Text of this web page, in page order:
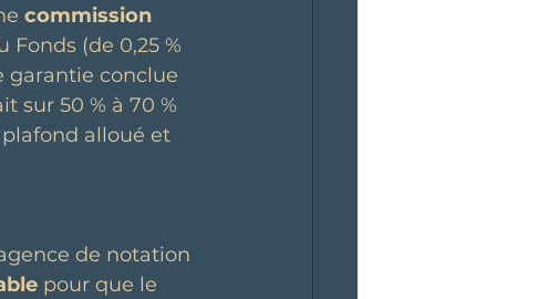
commission
(de 0,25 %
garantie conclue
sur 50 % à 70 %
alloué et
de notation
pour que le